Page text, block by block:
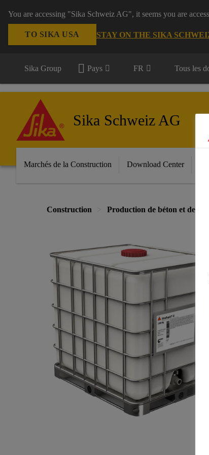
You are accessing "Sika Schweiz AG", it seems you are
TO SIKA USA STAY ON THE SIKA
Sika Group Pays FR Tous les
Sika Schweiz AG
Marchés de la Construction Download Center
Construction Production de béton et de